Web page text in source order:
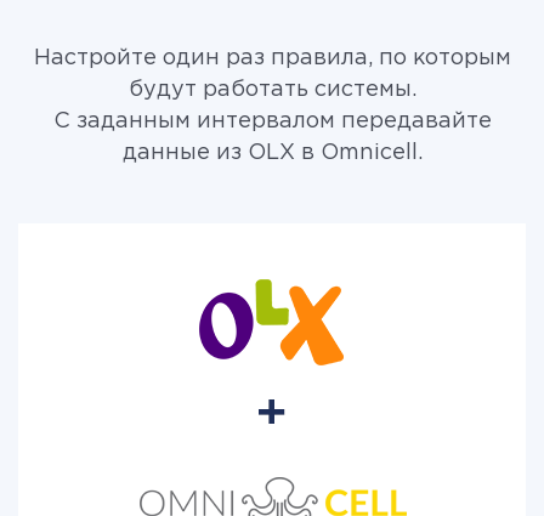
Настройте один раз правила, по которым
будут работать системы.
С заданным интервалом передавайте
данные из OLX в Omnicell.